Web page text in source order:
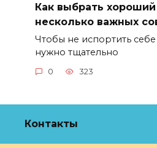
Как выбрать
несколько важных
Чтобы не испортить
нужно тщательно
0 323
Контакты